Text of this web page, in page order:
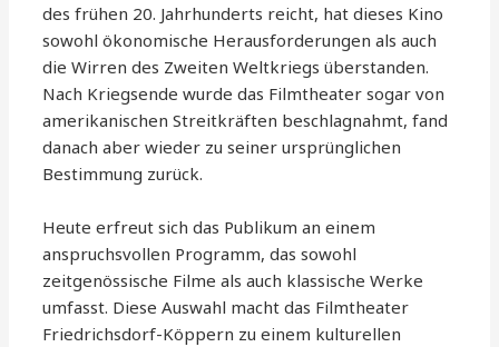
des frühen 20. Jahrhunderts reicht, hat dieses Kino
sowohl ökonomische Herausforderungen als auch
die Wirren des Zweiten Weltkriegs überstanden.
Nach Kriegsende wurde das Filmtheater sogar von
amerikanischen Streitkräften beschlagnahmt, fand
danach aber wieder zu seiner ursprünglichen
Bestimmung zurück.
Heute erfreut sich das Publikum an einem
anspruchsvollen Programm, das sowohl
zeitgenössische Filme als auch klassische Werke
umfasst. Diese Auswahl macht das Filmtheater
Friedrichsdorf-Köppern zu einem kulturellen